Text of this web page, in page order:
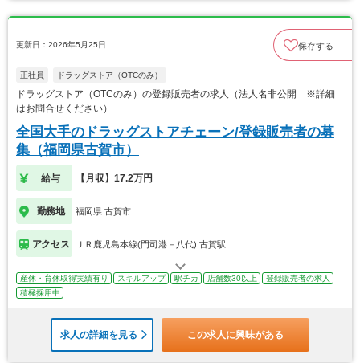
更新日：2026年5月25日 保存する
正社員 ドラッグストア（OTCのみ）
ドラッグストア（OTCのみ）の登録販売者の求人（法人名非公開 ※詳細
はお問合せください）
全国大手のドラッグストアチェーン/登録販売者の募
集（福岡県古賀市）
給与 【月収】17.2万円
勤務地 福岡県 古賀市
アクセス ＪＲ鹿児島本線(門司港－八代) 古賀駅
産休・育休取得実績有り スキルアップ 駅チカ 店舗数30以上
登録販売者の求人
積極採用中
求人の詳細を見る この求人に興味がある